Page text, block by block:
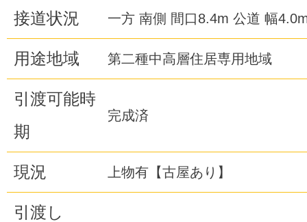
接道状況 一方 南側 間口8.4m 公道 幅
用途地域 第二種中高層住居専用地域
引渡可能時
期
完成済
現況 上物有【古屋あり】
引渡し